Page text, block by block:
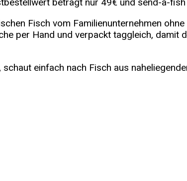
beträgt nur 49€ und send-a-
Fisch vom Familienunternehmen
per Hand und verpackt taggleich, damit
einfach nach Fisch aus